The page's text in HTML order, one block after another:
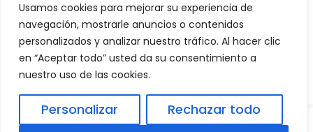
Usamos cookies para mejorar su experiencia de
navegación, mostrarle anuncios o contenidos
personalizados y analizar nuestro tráfico. Al hacer clic
en “Aceptar todo” usted da su consentimiento a
nuestro uso de las cookies.
Personalizar
Rechazar todo
Otro
Pescado
Recetas